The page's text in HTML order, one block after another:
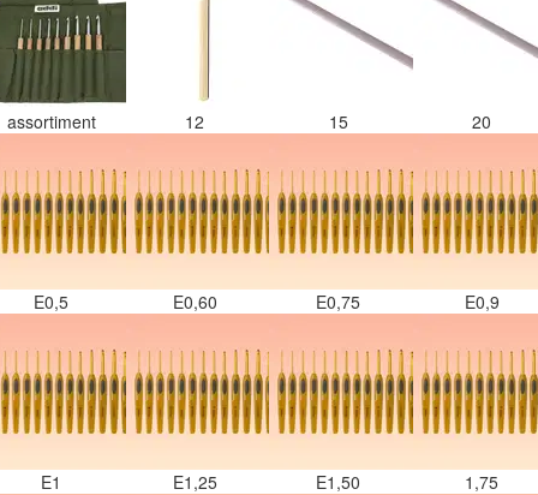
assortiment 12 15 20
E0,5 E0,60 E0,75 E0,9
E1 E1,25 E1,50 1,75